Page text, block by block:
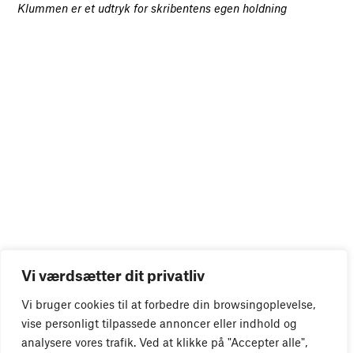
Vi værdsætter dit privatliv
Vi bruger cookies til at forbedre din browsingoplevelse,
vise personligt tilpassede annoncer eller indhold og
analysere vores trafik. Ved at klikke på "Accepter alle",
Klummen er et udtryk for skribentens egen holdning